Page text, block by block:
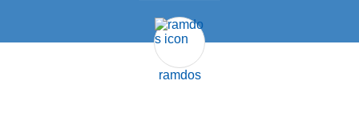
ramdos